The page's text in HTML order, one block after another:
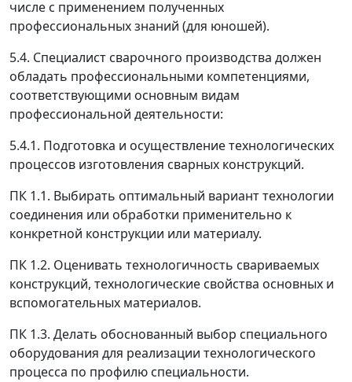
числе с применением полученных
профессиональных знаний (для юношей).
5.4. Специалист сварочного производства должен
обладать профессиональными компетенциями,
соответствующими основным видам
профессиональной деятельности:
5.4.1. Подготовка и осуществление технологических
процессов изготовления сварных конструкций.
ПК 1.1. Выбирать оптимальный вариант технологии
соединения или обработки применительно к
конкретной конструкции или материалу.
ПК 1.2. Оценивать технологичность свариваемых
конструкций, технологические свойства основных и
вспомогательных материалов.
ПК 1.3. Делать обоснованный выбор специального
оборудования для реализации технологического
процесса по профилю специальности.